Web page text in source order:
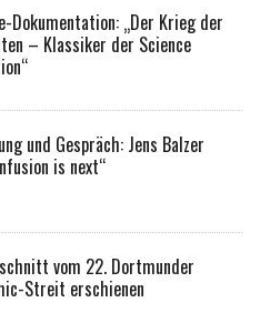
Dokumentation: „Der Krieg der
– Klassiker der Science
und Gespräch: Jens Balzer
is next“
vom 22. Dortmunder
Streit erschienen